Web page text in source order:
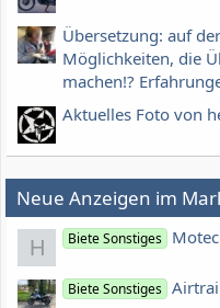
Übersetzung: auf
Möglichkeiten, die
machen!?
Aktuelles Foto von
Neue Anzeigen im
H Biete Sonstiges
Biete Sonstiges